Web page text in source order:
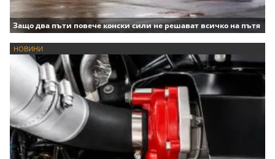
Защо два пъти повече конски сили не решават всичко на пътя
НОВИНИ